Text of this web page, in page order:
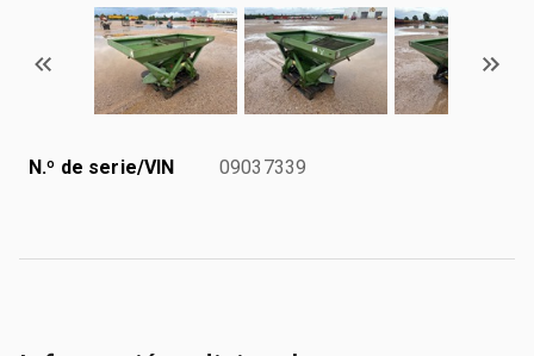
N.º de serie/VIN 09037339